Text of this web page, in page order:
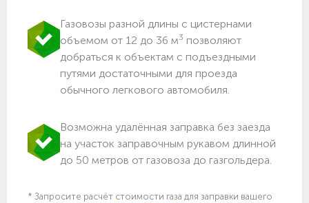
Газовозы разной длины с цистернами
объемом от 12 до 36 м3 позволяют
добраться к объектам c подъездными
путями достаточными для проезда
обычного легкового автомобиля.
Возможна удалённая заправка без заезда
на участок заправочным рукавом длинной
до 50 метров от газовоза до газгольдера.
* Запросите расчёт стоимости газа для заправки вашего